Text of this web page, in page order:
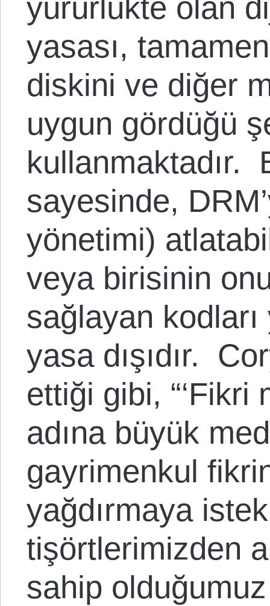
yürürlükte olan
yasası,
diskini ve diğer
uygun gördüğü
kullanmaktadır.
sayesinde,
yönetimi)
veya birisinin
sağlayan kodları
yasa dışıdır.
ettiği gibi, “‘Fikri
adına büyük
gayrimenkul
yağdırmaya
tişörtlerimizden
sahip